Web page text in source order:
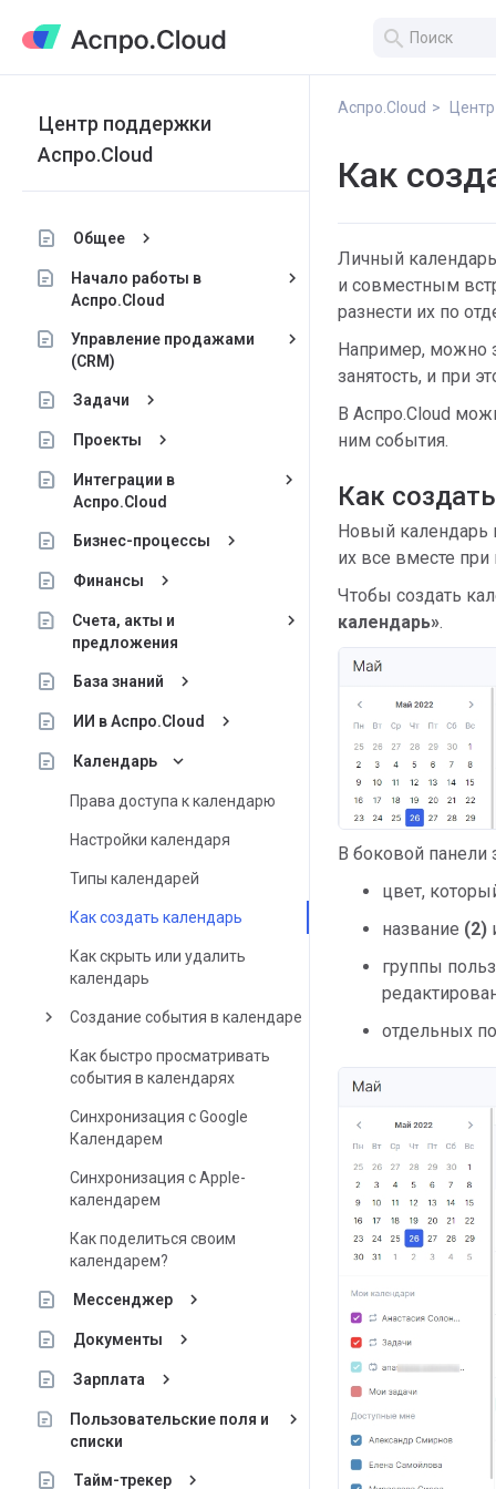
search
Центр поддержки
Аспро.Cloud
Общее keyboard_arrow_right
Начало работы в
Аспро.Cloud
keyboard_arrow_right
Управление продажами
(CRM)
keyboard_arrow_right
Задачи keyboard_arrow_right
Проекты keyboard_arrow_right
Интеграции в
Аспро.Cloud
keyboard_arrow_right
Бизнес-процессы keyboard_arrow_right
Финансы keyboard_arrow_right
Счета, акты и
предложения
keyboard_arrow_right
База знаний keyboard_arrow_right
ИИ в Аспро.Cloud keyboard_arrow_right
Календарь keyboard_arrow_down
Права доступа к календарю
Настройки календаря
Типы календарей
Как создать календарь
Как скрыть или удалить
календарь
keyboard_arrow_right Создание события в календаре
Как быстро просматривать
события в календарях
Синхронизация с Google
Календарем
Синхронизация с Apple-
календарем
Как поделиться своим
календарем?
Мессенджер keyboard_arrow_right
Документы keyboard_arrow_right
Зарплата keyboard_arrow_right
Пользовательские поля и
списки
keyboard_arrow_right
Тайм-трекер keyboard_arrow_right
Аспро.Cloud
Как
Личный
и совместным
разнести их по
Например, можно
занятость, и при
В Аспро.Cloud
ним события.
Как
Новый календарь
их все вместе при
Чтобы создать
календарь».
В боковой панели
​цвет,
​название (2)
​группы
​отдельных